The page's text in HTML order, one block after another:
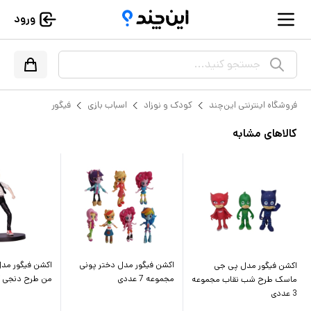
ورود
جستجو کنید...
فروشگاه اینترنتی این‌چند کودک و نوزاد اسباب بازی فیگور
کالاهای مشابه
اکشن فیگور مدل پی جی
ماسک طرح شب نقاب مجموعه
3 عددی
اکشن فیگور مدل دختر پونی
مجموعه 7 عددی
اکشن فیگور
من طرح دنجی